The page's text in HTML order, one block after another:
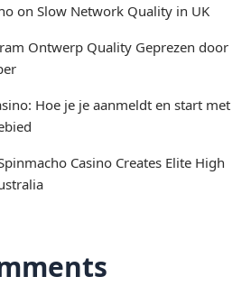
on Slow Network Quality in UK
Ontwerp Quality Geprezen door
Hoe je je aanmeldt en start met
Casino Creates Elite High